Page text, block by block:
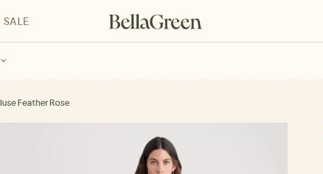
für Kinder
SALE
Feather Rose